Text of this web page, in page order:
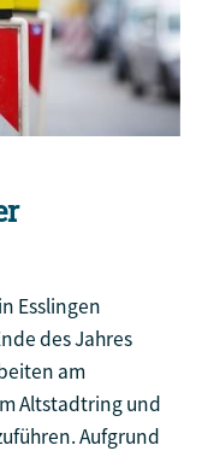
Esslingen
des Jahres
am
Altstadtring und
Aufgrund